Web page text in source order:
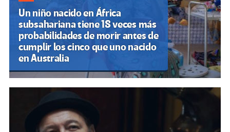
Un niño nacido en África
subsahariana tiene 18 veces más
probabilidades de morir antes de
cumplir los cinco que uno nacido
en Australia